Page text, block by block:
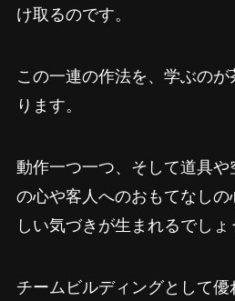
け取るのです。
この一連の作法を、学ぶの
ります。
動作一つ一つ、そして道具
の心や客人へのおもてなし
しい気づきが生まれるでしょ
チームビルディングとして